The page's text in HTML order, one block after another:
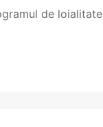
de loialitate